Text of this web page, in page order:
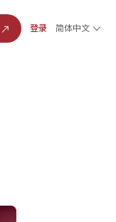
登录 简体中文